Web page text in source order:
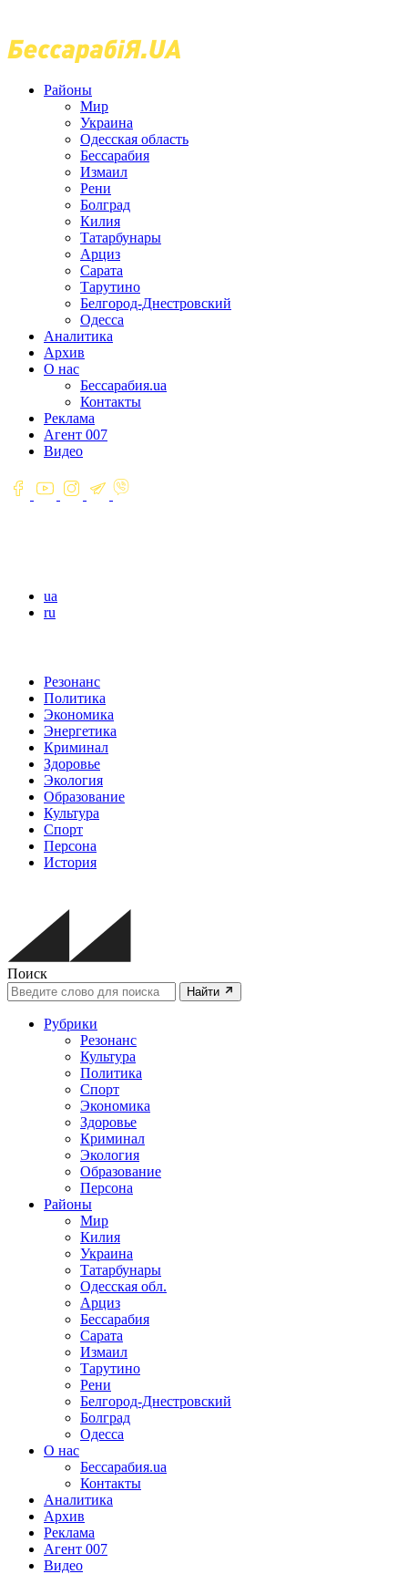
Районы
Мир
Украина
Одесская область
Бессарабия
Измаил
Рени
Болград
Килия
Татарбунары
Арциз
Сарата
Тарутино
Белгород-Днестровский
Одесса
Аналитика
Архив
О нас
Бессарабия.ua
Контакты
Реклама
Агент 007
Видео
ua
ru
Резонанс
Политика
Экономика
Энергетика
Криминал
Здоровье
Экология
Образование
Культура
Спорт
Персона
История
Поиск
Найти
Рубрики
Резонанс
Культура
Политика
Спорт
Экономика
Здоровье
Криминал
Экология
Образование
Персона
Районы
Мир
Килия
Украина
Татарбунары
Одесская обл.
Арциз
Бессарабия
Сарата
Измаил
Тарутино
Рени
Белгород-Днестровский
Болград
Одесса
О нас
Бессарабия.ua
Контакты
Аналитика
Архив
Реклама
Агент 007
Видео